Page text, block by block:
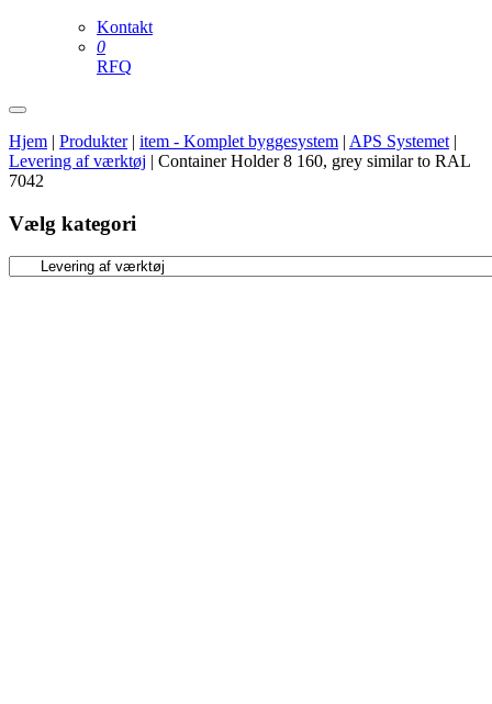
Kontakt
0
RFQ
Hjem | Produkter| item - Komplet byggesystem | APS Systemet |
Levering af værktøj | Container Holder 8 160, grey similar to RAL
7042
Vælg kategori